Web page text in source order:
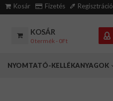
Kosár Fizetés Regisztráció
KOSÁR
0 termék - 0Ft
NYOMTATÓ-KELLÉKANYAGOK